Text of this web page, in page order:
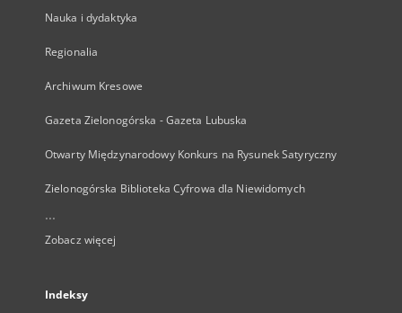
Nauka i dydaktyka
Regionalia
Archiwum Kresowe
Gazeta Zielonogórska - Gazeta Lubuska
Otwarty Międzynarodowy Konkurs na Rysunek Satyryczny
Zielonogórska Biblioteka Cyfrowa dla Niewidomych
...
Zobacz więcej
Indeksy